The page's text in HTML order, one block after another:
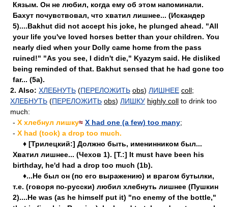
Кязым. Он не любил, когда ему об этом напоминали.
Бахут почувствовал, что хватил лишнее... (Искандер
5)....Bakhut did not accept his joke, he plunged ahead. "All
your life you've loved horses better than your children. You
nearly died when your Dolly came home from the pass
ruined!" "As you see, I didn't die," Kyazym said. He disliked
being reminded of that. Bakhut sensed that he had gone too
far... (5a).
2. Also: ХЛЕБНУТЬ (ПЕРЕЛОЖИТЬ obs) ЛИШНЕЕ coll;
ХЛЕБНУТЬ (ПЕРЕЛОЖИТЬ obs) ЛИШКУ highly coll to drink too
much:
- X хлебнул лишку≈ X had one (a few) too many;
- X had (took) a drop too much.
♦ [Трилецкий:] Должно быть, именинником был...
Хватил лишнее... (Чехов 1). [Т.:] It must have been his
birthday, he'd had a drop too much (1b).
♦...Не был он (по его выражению) и врагом бутылки,
т.е. (говоря по-русски) любил хлебнуть лишнее (Пушкин
2)....He was (as he himself put it) "no enemy of the bottle,"